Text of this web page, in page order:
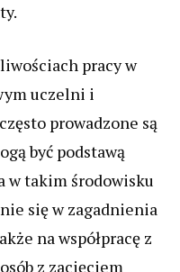
pracy w
uczelni i
prowadzone są
być podstawą
w takim środowisku
się w zagadnienia
na współpracę z
z zacięciem